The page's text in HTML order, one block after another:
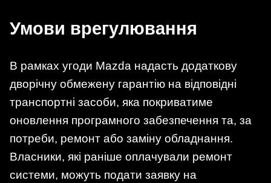
Умови врегулювання
В рамках угоди Mazda надасть додаткову
дворічну обмежену гарантію на відповідні
транспортні засоби, яка покриватиме
оновлення програмного забезпечення та, за
потреби, ремонт або заміну обладнання.
Власники, які раніше оплачували ремонт
системи, можуть подати заявку на